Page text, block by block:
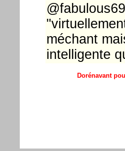
méchant
intelligente
Dorénavant